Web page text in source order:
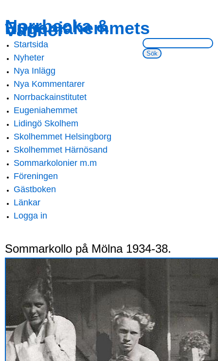
main
content
navigation
Norrbacka &
Eugeniahemmets
Vänner
Sök på webbsidan:
Main menu
Startsida
Nyheter
Nya Inlägg
Nya Kommentarer
Norrbackainstitutet
Eugeniahemmet
Lidingö Skolhem
Skolhemmet Helsingborg
Skolhemmet Härnösand
Sommarkolonier m.m
Föreningen
Gästboken
Länkar
Logga in
Sommarkollo på Mölna 1934-38.